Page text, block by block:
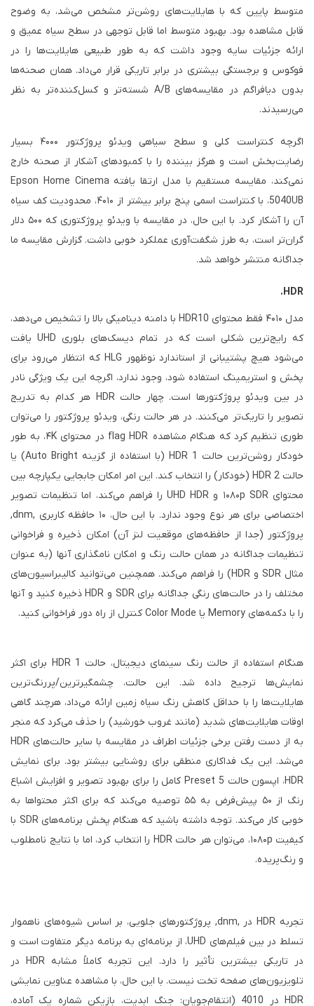
متوسط ​​​​پایین که با هایلایت‌های روشن‌تر مشخص می‌شد، به وضوح
قابل مشاهده بود. بهبود متوسط ​​اما قابل توجهی در سطح سیاه عمیق و
ارائه جزئیات سایه وجود داشت که به طور طبیعی هایلایت‌ها را در
فوکوس و برجستگی بیشتری در برابر تاریکی قرار می‌داد. همان صحنه‌ها
بدون دیافراگم در مقایسه‌های A/B شسته‌تر و کسل‌کننده‌تر به نظر
می‌رسیدند.
اگرچه کنتراست کلی و سطح سیاهی ویدئو پروژکتور ۴۰۰۰ بسیار
رضایت‌بخش است و هرگز بیننده را با کمبودهای آشکار از صحنه خارج
نمی‌کند، مقایسه مستقیم با مدل ارتقا یافته Epson Home Cinema
5040UB، با کنتراست اسمی پنج برابر بیشتر از ۴۰۱۰، محدودیت کف سیاه
آن را آشکار کرد. با این حال، در مقایسه با ویدئو پروژکتوری که ۵۰۰ دلار
گران‌تر است، به طرز شگفت‌آوری عملکرد خوبی داشت. گزارش مقایسه ما
جداگانه منتشر خواهد شد.
HDR.
مدل ۴۰۱۰ فقط محتوای HDR10 با دامنه دینامیکی بالا را تشخیص می‌دهد،
که رایج‌ترین شکلی است که در تمام دیسک‌های بلوری UHD یافت
می‌شود هیچ پشتیبانی از استاندارد نوظهور HLG که انتظار می‌رود برای
پخش و استریمینگ استفاده شود، وجود ندارد، اگرچه این یک ویژگی نادر
در بین ویدئو پروژکتورها است. چهار حالت HDR هر کدام به تدریج
تصویر را تاریک‌تر می‌کنند. در هر حالت رنگی، ویدئو پروژکتور را می‌توان
طوری تنظیم کرد که هنگام مشاهده flag HDR در محتوای ۴K، به طور
خودکار روشن‌ترین حالت HDR 1 (با استفاده از گزینه Auto Bright) یا
حالت HDR 2 (خودکار) را انتخاب کند. این امر امکان جابجایی یکپارچه بین
محتوای ۱۰۸۰p SDR و UHD HDR را فراهم می‌کند، اما تنظیمات تصویر
اختصاصی برای هر نوع وجود ندارد. با این حال، ۱۰ حافظه کاربری ,dnm,
پروژکتور (جدا از حافظه‌های موقعیت لنز آن) امکان ذخیره و فراخوانی
تنظیمات جداگانه در همان حالت رنگ و امکان نامگذاری آنها (به عنوان
مثال SDR و HDR) را فراهم می‌کند. همچنین می‌توانید کالیبراسیون‌های
مختلف را در حالت‌های رنگی جداگانه برای SDR و HDR ذخیره کنید و آنها
را با دکمه‌های Memory یا Color Mode کنترل از راه دور فراخوانی کنید.
هنگام استفاده از حالت رنگ سینمای دیجیتال، حالت HDR 1 برای اکثر
نمایش‌ها ترجیح داده شد. این حالت، چشمگیرترین/پررنگ‌ترین
هایلایت‌ها را با حداقل کاهش رنگ سیاه زمین ارائه می‌داد، هرچند گاهی
اوقات هایلایت‌های شدید (مانند غروب خورشید) را حذف می‌کرد که منجر
به از دست رفتن برخی جزئیات اطراف در مقایسه با سایر حالت‌های HDR
می‌شد. این یک فداکاری منطقی برای روشنایی بیشتر بود. برای نمایش
HDR، اپسون حالت Preset 5 کامل را برای بهبود تصویر و افزایش اشباع
رنگ از ۵۰ پیش‌فرض به ۵۵ توصیه می‌کند که برای اکثر محتواها به
خوبی کار می‌کند. توجه داشته باشید که هنگام پخش برنامه‌های SDR با
کیفیت ۱۰۸۰p، می‌توان هر حالت HDR را انتخاب کرد، اما با نتایج نامطلوب
و رنگ‌پریده.
تجربه HDR در ,dnm, پروژکتورهای جلویی، بر اساس شیوه‌های ناهموار
تسلط در بین فیلم‌های UHD، از برنامه‌ای به برنامه دیگر متفاوت است و
در تاریکی بیشترین تأثیر را دارد. این تجربه کاملاً مشابه HDR در
تلویزیون‌های صفحه تخت نیست. با این حال، با مشاهده عناوین نمایشی
HDR در 4010 (انتقام‌جویان: جنگ ابدیت، بازیکن شماره یک آماده،